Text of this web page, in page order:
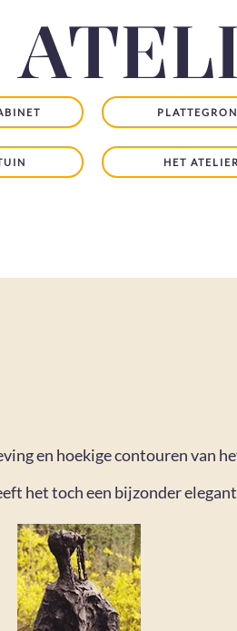
HET ATELIER
en hoekige contouren van
het toch een bijzonder